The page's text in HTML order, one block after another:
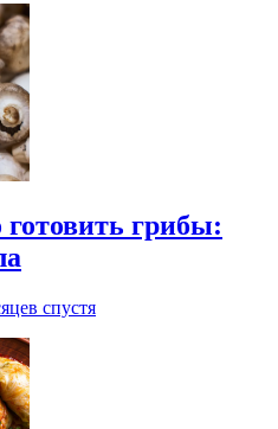
грибы:
спустя